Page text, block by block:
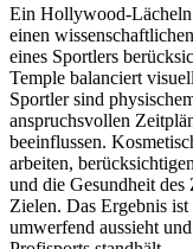
Ein Hollywood-Lächeln
einen
eines Sportlers
Temple balanciert
Sportler sind
anspruchsvollen
beeinflussen.
arbeiten,
und die Gesundheit des
Zielen. Das Ergebnis
umwerfend aussieht